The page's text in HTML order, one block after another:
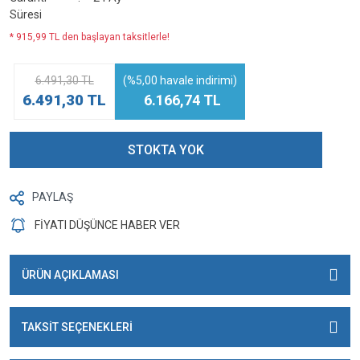
Süresi
* 915,99 TL den başlayan taksitlerle!
6.491,30 TL
6.491,30 TL
(%5,00 havale indirimi)
6.166,74 TL
STOKTA YOK
PAYLAŞ
FİYATI DÜŞÜNCE HABER VER
ÜRÜN AÇIKLAMASI
TAKSİT SEÇENEKLERİ